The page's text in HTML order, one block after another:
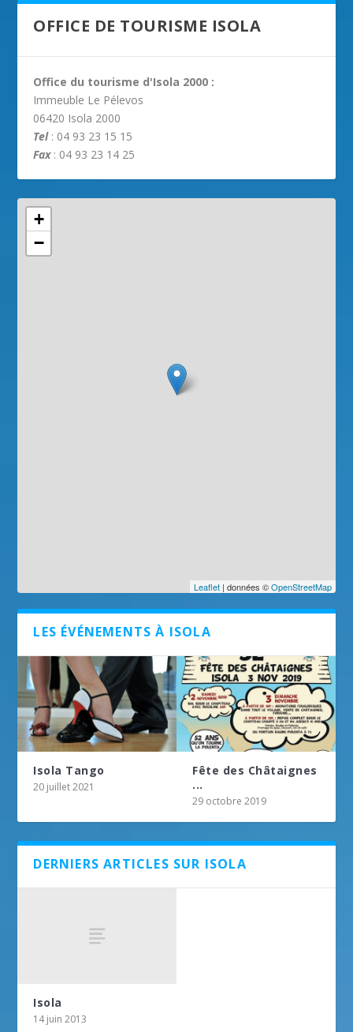
OFFICE DE TOURISME ISOLA
Office du tourisme d'Isola 2000 :
Immeuble Le Pélevos
06420 Isola 2000
Tel: 04 93 23 15 15
Fax: 04 93 23 14 25
+
−
Leaflet| données ©OpenStreetMap
LES ÉVÉNEMENTS À ISOLA
Isola Tango
20 juillet 2021
Fête des Châtaignes
...
29 octobre 2019
DERNIERS ARTICLES SUR ISOLA
Isola
14 juin 2013